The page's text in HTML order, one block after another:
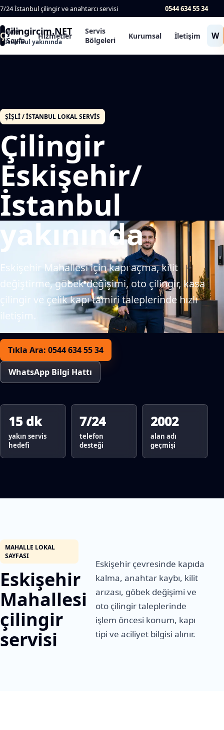
7/24 İstanbul çilingir ve anahtarcı servisi 0544 634 55 34
ÇÇilingircim.NET
İstanbul yakınında
Ana
Sayfa
Hizmetler
Servis
Bölgeleri
Kurumsal İletişim W
ŞIŞLI / İSTANBUL LOKAL SERVIS
Çilingir
Eskişehir/
İstanbul
yakınında
Eskişehir Mahallesi için kapı açma, kilit
değiştirme, göbek değişimi, oto çilingir, kasa
çilingir ve çelik kapı tamiri taleplerinde hızlı
iletişim.
Tıkla Ara: 0544 634 55 34
WhatsApp Bilgi Hattı
15 dk
yakın servis
hedefi
7/24
telefon
desteği
2002
alan adı
geçmişi
MAHALLE LOKAL
SAYFASI
Eskişehir
Mahallesi
çilingir
servisi
Eskişehir çevresinde kapıda
kalma, anahtar kaybı, kilit
arızası, göbek değişimi ve
oto çilingir taleplerinde
işlem öncesi konum, kapı
tipi ve aciliyet bilgisi alınır.